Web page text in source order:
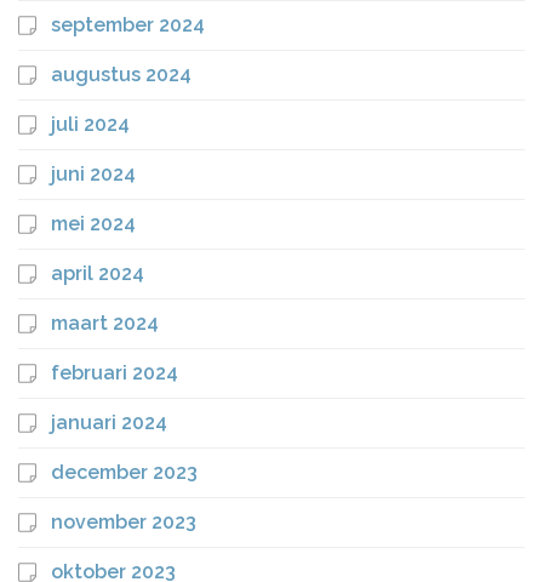
september 2024
augustus 2024
juli 2024
juni 2024
mei 2024
april 2024
maart 2024
februari 2024
januari 2024
december 2023
november 2023
oktober 2023